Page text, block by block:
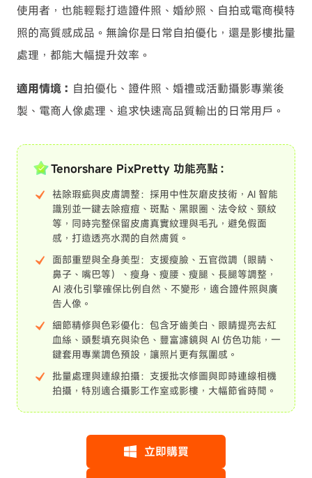
使用者，也能輕鬆打造證件照、婚紗照、自拍或電商模特
照的高質感成品。無論你是日常自拍優化，還是影樓批量
處理，都能大幅提升效率。
適用情境： 自拍優化、證件照、婚禮或活動攝影專業後
製、電商人像處理、追求快速高品質輸出的日常用戶。
Tenorshare PixPretty 功能亮點：
祛除瑕疵與皮膚調整：採用中性灰磨皮技術，AI 智能
識別並一鍵去除痘痘、斑點、黑眼圈、法令紋、頸紋
等，同時完整保留皮膚真實紋理與毛孔，避免假面
感，打造透亮水潤的自然膚質。
面部重塑與全身美型：支援瘦臉、五官微調（眼睛、
鼻子、嘴巴等）、瘦身、瘦腰、瘦腿、長腿等調整，
AI 液化引擎確保比例自然、不變形，適合證件照與廣
告人像。
細節精修與色彩優化：包含牙齒美白、眼睛提亮去紅
血絲、頭髮填充與染色、豐富濾鏡與 AI 仿色功能，一
鍵套用專業調色預設，讓照片更有氛圍感。
批量處理與連線拍攝：支援批次修圖與即時連線相機
拍攝，特別適合攝影工作室或影樓，大幅節省時間。